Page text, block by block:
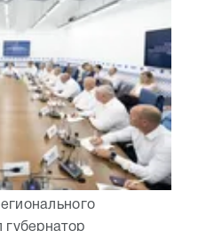
губернатор